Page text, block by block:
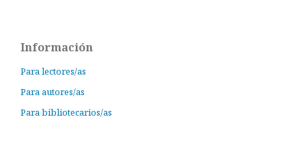
Información
Para lectores/as
Para autores/as
Para bibliotecarios/as